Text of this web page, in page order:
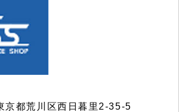
都荒川区西日暮里2-35-5